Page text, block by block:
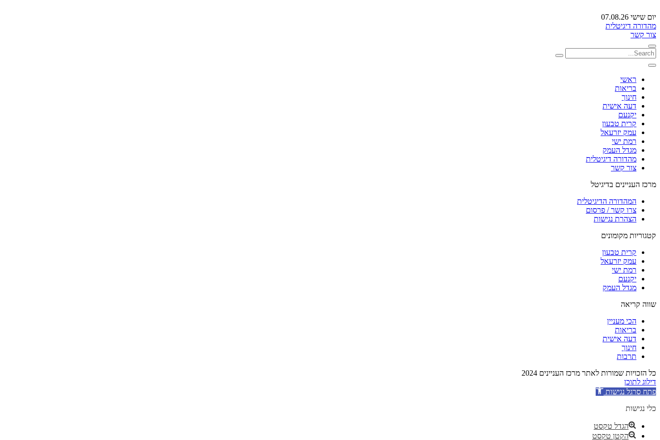
יום שישי 07.08.26
מהדורה דיגיטלית
צור קשר
ראשי
בריאות
חינוך
דעה אישית
יקנעם
קרית טבעון
עמק יזרעאל
רמת ישי
מגדל העמק
מהדורה דיגיטלית
צור קשר
מרכז העניינים בדיגיטל
המהדורה הדיגיטלית
צרו קשר / פרסום
הצהרת נגישות
קטגוריות מקומונים
קרית טבעון
עמק יזרעאל
רמת ישי
יקנעם
מגדל העמק
שווה קריאה
הכי מעניין
בריאות
דעה אישית
חינוך
תרבות
כל הזכויות שמורות לאתר מרכז העניינים 2024
דילוג לתוכן
פתח סרגל נגישות
כלי נגישות
הגדל טקסט
הקטן טקסט